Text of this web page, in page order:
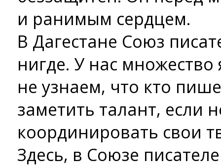
и ранимым сердцем.
В Дагестане Союз
нигде. У нас
не узнаем, что кто
заметить талант, если
координировать свои
Здесь, в Союзе